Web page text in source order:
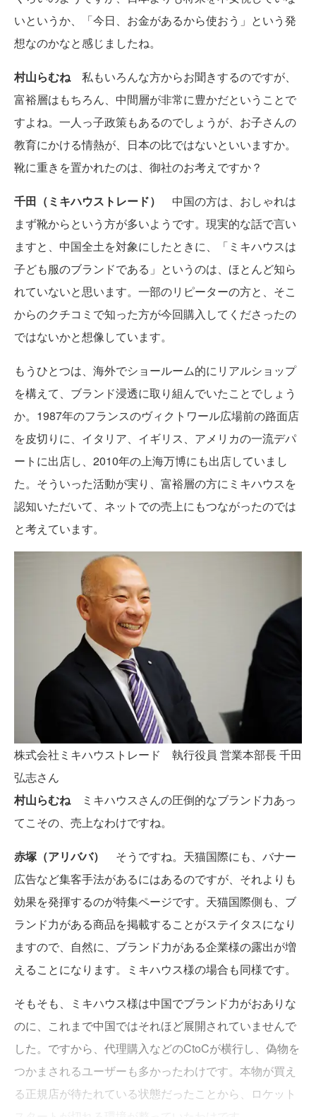
いというか、「今日、お金があるから使おう」という発
想なのかなと感じましたね。
村山らむね私もいろんな方からお聞きするのですが、
富裕層はもちろん、中間層が非常に豊かだということで
すよね。一人っ子政策もあるのでしょうが、お子さんの
教育にかける情熱が、日本の比ではないといいますか。
靴に重きを置かれたのは、御社のお考えですか？
千田（ミキハウストレード）
中国の方は、おしゃれは
まず靴からという方が多いようです。現実的な話で言い
ますと、中国全土を対象にしたときに、「ミキハウスは
子ども服のブランドである」というのは、ほとんど知ら
れていないと思います。一部のリピーターの方と、そこ
からのクチコミで知った方が今回購入してくださったの
ではないかと想像しています。
もうひとつは、海外でショールーム的にリアルショップ
を構えて、ブランド浸透に取り組んでいたことでしょう
か。1987年のフランスのヴィクトワール広場前の路面店
を皮切りに、イタリア、イギリス、アメリカの一流デパ
ートに出店し、2010年の上海万博にも出店していまし
た。そういった活動が実り、富裕層の方にミキハウスを
認知いただいて、ネットでの売上にもつながったのでは
と考えています。
株式会社ミキハウストレード 執行役員 営業本部長 千田
弘志さん
村山らむねミキハウスさんの圧倒的なブランド力あっ
てこその、売上なわけですね。
赤塚（アリババ）
そうですね。天猫国際にも、バナー
広告など集客手法があるにはあるのですが、それよりも
効果を発揮するのが特集ページです。天猫国際側も、ブ
ランド力がある商品を掲載することがステイタスになり
ますので、自然に、ブランド力がある企業様の露出が増
えることになります。ミキハウス様の場合も同様です。
そもそも、ミキハウス様は中国でブランド力がおありな
のに、これまで中国ではそれほど展開されていませんで
した。ですから、代理購入などのCtoCが横行し、偽物を
つかまされるユーザーも多かったわけです。本物が買え
る正規店が待たれている状態だったことから、ロケット